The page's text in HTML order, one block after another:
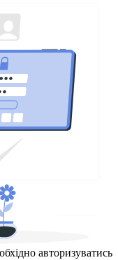
авторизуватись